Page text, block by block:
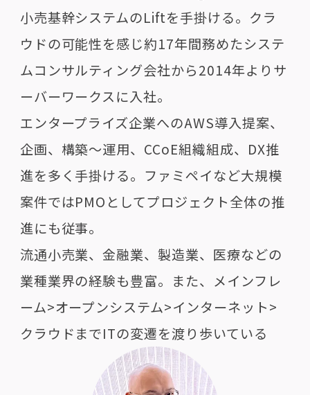
小売基幹システムのLiftを手掛ける。クラ
ウドの可能性を感じ約17年間務めたシステ
ムコンサルティング会社から2014年よりサ
ーバーワークスに入社。
エンタープライズ企業へのAWS導入提案、
企画、構築～運用、CCoE組織組成、DX推
進を多く手掛ける。ファミペイなど大規模
案件ではPMOとしてプロジェクト全体の推
進にも従事。
流通小売業、金融業、製造業、医療などの
業種業界の経験も豊富。また、メインフレ
ーム>オープンシステム>インターネット>
クラウドまでITの変遷を渡り歩いている